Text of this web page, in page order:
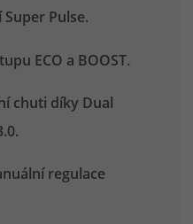
Pulse.
ECO a BOOST.
chuti díky Dual
regulace